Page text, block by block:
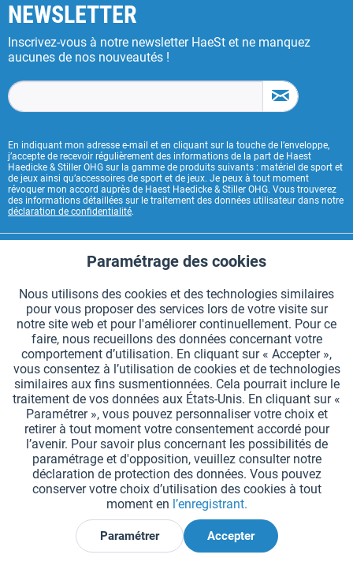
NEWSLETTER
Inscrivez-vous à notre newsletter HaeSt et ne manquez
aucunes de nos nouveautés !
En indiquant mon adresse e-mail et en cliquant sur la touche de l’enveloppe,
j’accepte de recevoir régulièrement des informations de la part de Haest
Haedicke & Stiller OHG sur la gamme de produits suivants : matériel de sport et
de jeux ainsi qu’accessoires de sport et de jeux. Je peux à tout moment
révoquer mon accord auprès de Haest Haedicke & Stiller OHG. Vous trouverez
des informations détaillées sur le traitement des données utilisateur dans notre
déclaration de confidentialité.
INFORMATIONS GÉNÉRALES
MODES DE PAIEMENT
*Tous les prix comprennent la TVA et sont indiqués horsfrais de port.
Paramètres des cookies Demander le catalogue
Gravures laser sur des témoins Newsletter Qui sommes nous ?
Aide et support Contact Livraison et paiement
Retour & remboursement Droit de rétractation
Protection des données CGV Mentions légales
Déclarer la rétractation
Fonctionnels Aktiv
Suivi Aktiv
Paramétrage des cookies
Nous utilisons des cookies et des technologies similaires
pour vous proposer des services lors de votre visite sur
notre site web et pour l'améliorer continuellement. Pour ce
faire, nous recueillons des données concernant votre
comportement d’utilisation. En cliquant sur « Accepter »,
vous consentez à l’utilisation de cookies et de technologies
similaires aux fins susmentionnées. Cela pourrait inclure le
traitement de vos données aux États-Unis. En cliquant sur «
Paramétrer », vous pouvez personnaliser votre choix et
retirer à tout moment votre consentement accordé pour
l’avenir. Pour savoir plus concernant les possibilités de
paramétrage et d'opposition, veuillez consulter notre
déclaration de protection des données. Vous pouvez
conserver votre choix d’utilisation des cookies à tout
moment en l’enregistrant.
Paramétrer Accepter